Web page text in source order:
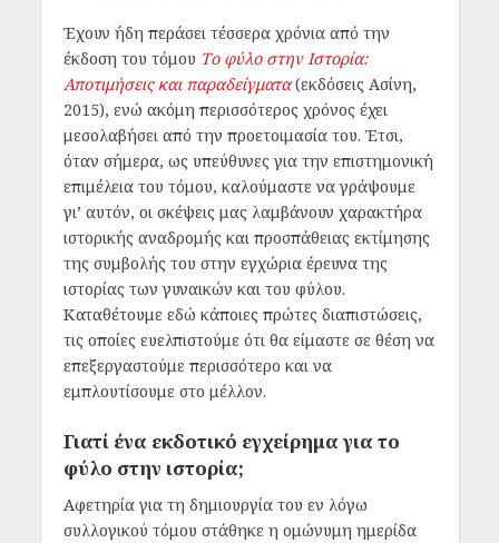
Έχουν ήδη περάσει τέσσερα χρόνια από την
έκδοση του τόμου Το φύλο στην Ιστορία:
Αποτιμήσεις και παραδείγματα(εκδόσεις Ασίνη,
2015), ενώ ακόμη περισσότερος χρόνος έχει
μεσολαβήσει από την προετοιμασία του. Έτσι,
όταν σήμερα, ως υπεύθυνες για την επιστημονική
επιμέλεια του τόμου, καλούμαστε να γράψουμε
γι’ αυτόν, οι σκέψεις μας λαμβάνουν χαρακτήρα
ιστορικής αναδρομής και προσπάθειας εκτίμησης
της συμβολής του στην εγχώρια έρευνα της
ιστορίας των γυναικών και του φύλου.
Καταθέτουμε εδώ κάποιες πρώτες διαπιστώσεις,
τις οποίες ευελπιστούμε ότι θα είμαστε σε θέση να
επεξεργαστούμε περισσότερο και να
εμπλουτίσουμε στο μέλλον.
Γιατί ένα εκδοτικό εγχείρημα για το
φύλο στην ιστορία;
Αφετηρία για τη δημιουργία του εν λόγω
συλλογικού τόμου στάθηκε η ομώνυμη ημερίδα